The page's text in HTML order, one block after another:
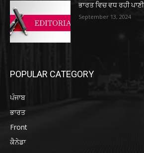
ਭਾਰਤ ਵਿਚ ਵਧ ਰਹੀ
September 13, 2024
POPULAR CATEGORY
ਪੰਜਾਬ
ਭਾਰਤ
Front
ਕੈਨੇਡਾ